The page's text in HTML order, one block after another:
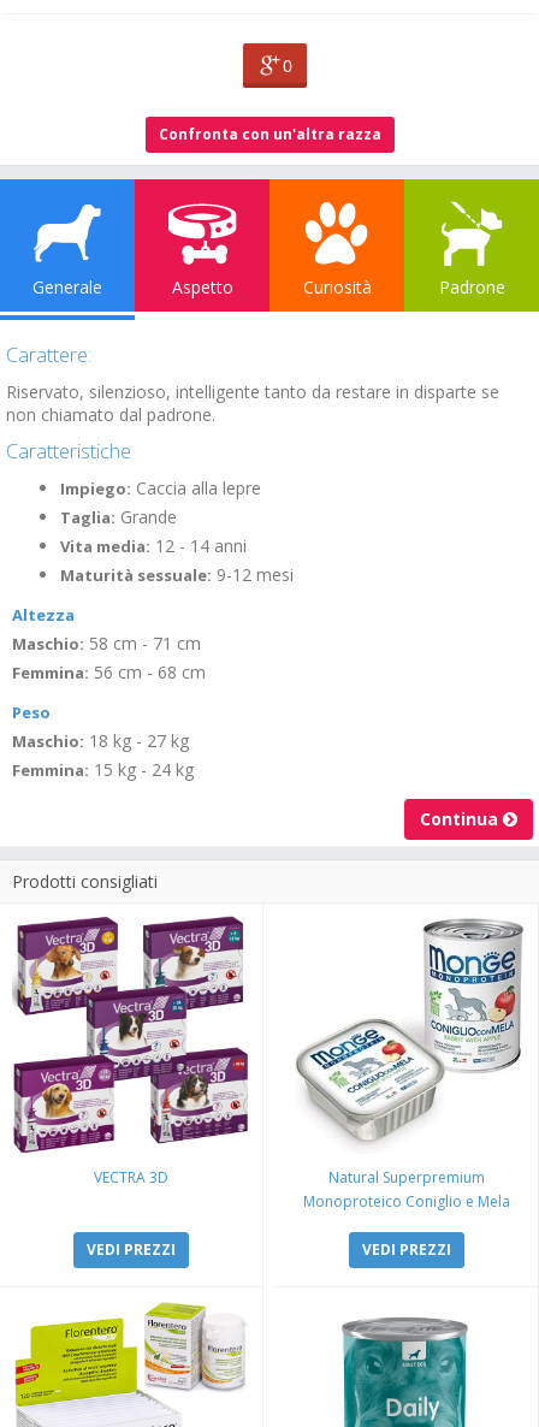
0
Confronta con un'altra razza
Generale Aspetto Curiosità Padrone
Carattere:
Riservato, silenzioso, intelligente tanto da restare in disparte se
non chiamato dal padrone.
Caratteristiche
Impiego: Caccia alla lepre
Taglia: Grande
Vita media: 12 - 14 anni
Maturità sessuale: 9-12 mesi
Altezza
Maschio: 58 cm - 71 cm
Femmina: 56 cm - 68 cm
Peso
Maschio: 18 kg - 27 kg
Femmina: 15 kg - 24 kg
Continua
Prodotti consigliati
VECTRA 3D
VEDI PREZZI
Natural Superpremium
Monoproteico Coniglio e Mela
VEDI PREZZI